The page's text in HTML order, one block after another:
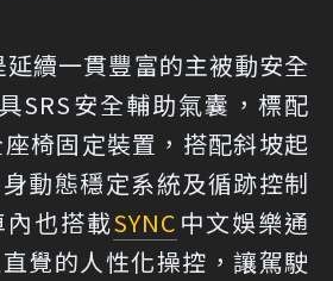
延續一貫豐富的主被動安全
SRS安全輔助氣囊，標配
椅固定裝置，搭配斜坡起
動態穩定系統及循跡控制
也搭載SYNC 中文娛樂通
覺的人性化操控，讓駕駛